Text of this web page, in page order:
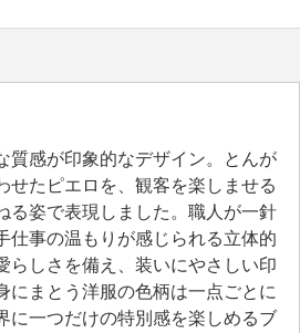
質感が印象的なデザイン。とんが
せたピエロを、観客を楽しませる
る姿で表現しました。職人が一針
仕事の温もりが感じられる立体的
らしさを備え、装いにやさしい印
にまとう洋服の色柄は一点ごとに
に一つだけの特別感を楽しめるブ